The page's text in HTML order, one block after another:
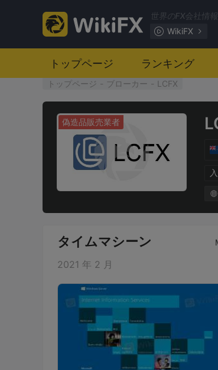
世界のFX会社情
WikiFX
トップページ ランキング
トップページ - ブローカー - LCFX
偽造品販売業者
タイムマシーン
2021 年 2 月